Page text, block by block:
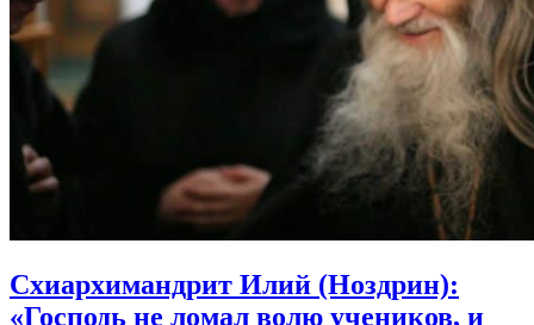
Схиархимандрит Илий (Ноздрин):
«Господь не ломал волю учеников, и